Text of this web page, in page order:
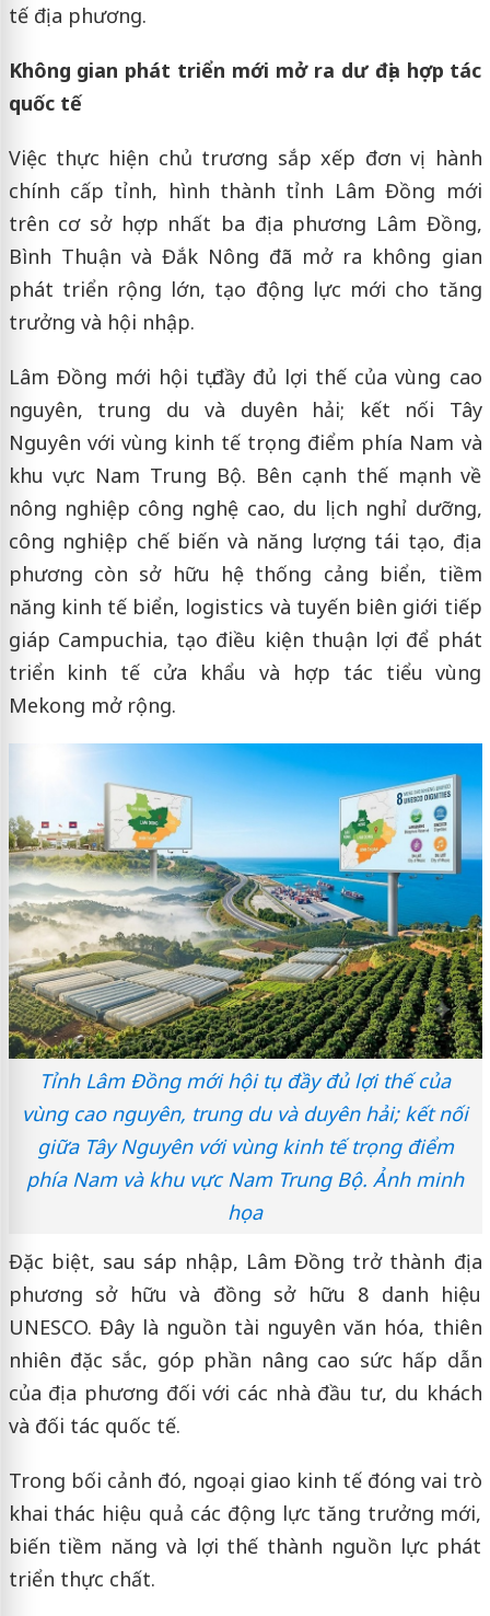
tế địa phương.
Không gian phát triển mới mở ra dư địa hợp tác
quốc tế
Việc thực hiện chủ trương sắp xếp đơn vị hành
chính cấp tỉnh, hình thành tỉnh Lâm Đồng mới
trên cơ sở hợp nhất ba địa phương Lâm Đồng,
Bình Thuận và Đắk Nông đã mở ra không gian
phát triển rộng lớn, tạo động lực mới cho tăng
trưởng và hội nhập.
Lâm Đồng mới hội tụ đầy đủ lợi thế của vùng cao
nguyên, trung du và duyên hải; kết nối Tây
Nguyên với vùng kinh tế trọng điểm phía Nam và
khu vực Nam Trung Bộ. Bên cạnh thế mạnh về
nông nghiệp công nghệ cao, du lịch nghỉ dưỡng,
công nghiệp chế biến và năng lượng tái tạo, địa
phương còn sở hữu hệ thống cảng biển, tiềm
năng kinh tế biển, logistics và tuyến biên giới tiếp
giáp Campuchia, tạo điều kiện thuận lợi để phát
triển kinh tế cửa khẩu và hợp tác tiểu vùng
Mekong mở rộng.
Tỉnh Lâm Đồng mới hội tụ đầy đủ lợi thế của
vùng cao nguyên, trung du và duyên hải; kết nối
giữa Tây Nguyên với vùng kinh tế trọng điểm
phía Nam và khu vực Nam Trung Bộ. Ảnh minh
họa
Đặc biệt, sau sáp nhập, Lâm Đồng trở thành địa
phương sở hữu và đồng sở hữu 8 danh hiệu
UNESCO. Đây là nguồn tài nguyên văn hóa, thiên
nhiên đặc sắc, góp phần nâng cao sức hấp dẫn
của địa phương đối với các nhà đầu tư, du khách
và đối tác quốc tế.
Trong bối cảnh đó, ngoại giao kinh tế đóng vai trò
khai thác hiệu quả các động lực tăng trưởng mới,
biến tiềm năng và lợi thế thành nguồn lực phát
triển thực chất.